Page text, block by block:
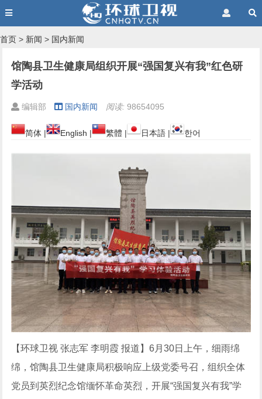
首页 > 新闻 > 国内新闻
馆陶县卫生健康局组织开展“强国复兴有我”红色研
学活动
编辑部 国内新闻 阅读: 98654095
简体 | English | 繁體 | 日本語 | 한어
【环球卫视 张志军 李明霞 报道】6月30日上午，细雨绵
绵，馆陶县卫生健康局积极响应上级党委号召，组织全体
党员到英烈纪念馆缅怀革命英烈，开展“强国复兴有我”学